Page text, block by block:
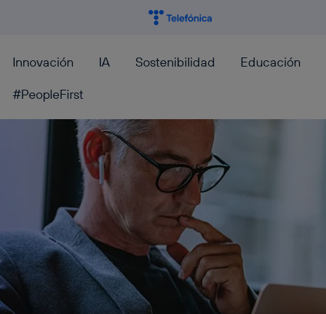
Innovación IA Sostenibilidad Educación
#PeopleFirst